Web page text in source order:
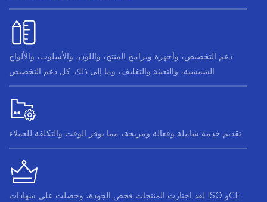
دعم التخصيص، وأجهزة وبرامج المنتج، واللون، والأسلوب، والألواح
الشمسية، والتعبئة والتغليف، وما إلى ذلك. كل دعم التخصيص
تقديم خدمة شاملة وفعالة ومريحة، مما يوفر الوقت والتكلفة للعملاء
لقد اجتازت المنتجات فحص الجودة، وحصلت على شهادات ISO وCE